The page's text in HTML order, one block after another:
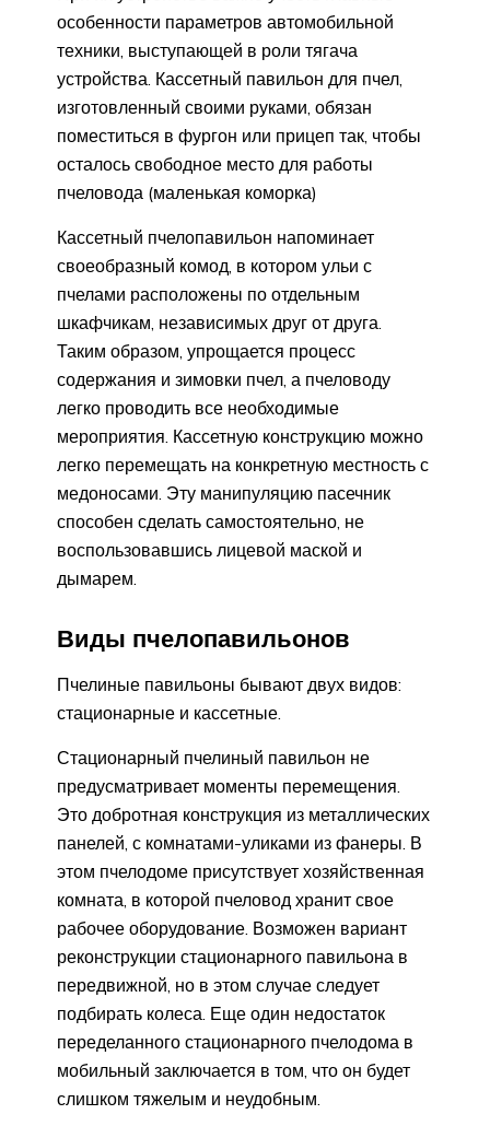
особенности параметров автомобильной
техники, выступающей в роли тягача
устройства. Кассетный павильон для пчел,
изготовленный своими руками, обязан
поместиться в фургон или прицеп так, чтобы
осталось свободное место для работы
пчеловода (маленькая коморка)
Кассетный пчелопавильон напоминает
своеобразный комод, в котором ульи с
пчелами расположены по отдельным
шкафчикам, независимых друг от друга.
Таким образом, упрощается процесс
содержания и зимовки пчел, а пчеловоду
легко проводить все необходимые
мероприятия. Кассетную конструкцию можно
легко перемещать на конкретную местность с
медоносами. Эту манипуляцию пасечник
способен сделать самостоятельно, не
воспользовавшись лицевой маской и
дымарем.
Виды пчелопавильонов
Пчелиные павильоны бывают двух видов:
стационарные и кассетные.
Стационарный пчелиный павильон не
предусматривает моменты перемещения.
Это добротная конструкция из металлических
панелей, с комнатами-уликами из фанеры. В
этом пчелодоме присутствует хозяйственная
комната, в которой пчеловод хранит свое
рабочее оборудование. Возможен вариант
реконструкции стационарного павильона в
передвижной, но в этом случае следует
подбирать колеса. Еще один недостаток
переделанного стационарного пчелодома в
мобильный заключается в том, что он будет
слишком тяжелым и неудобным.